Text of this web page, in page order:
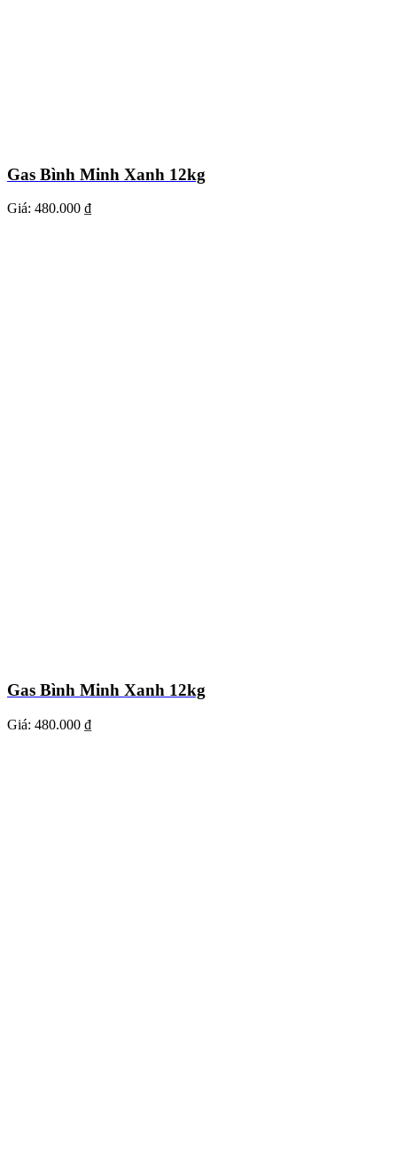
Gas Bình Minh Xanh 12kg
Giá: 480.000 ₫
Gas Bình Minh Xanh 12kg
Giá: 480.000 ₫